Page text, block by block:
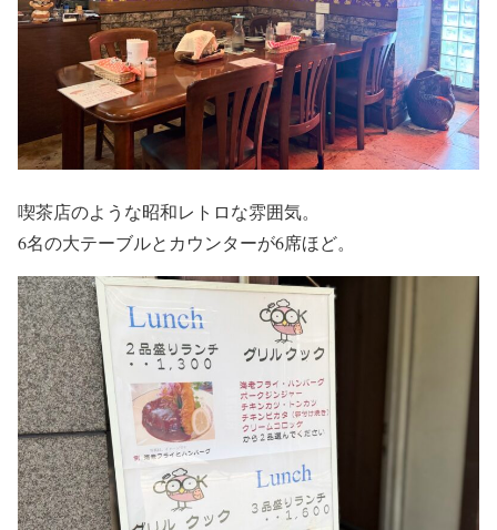
喫茶店のような昭和レトロな雰囲気。
6名の大テーブルとカウンターが6席ほど。